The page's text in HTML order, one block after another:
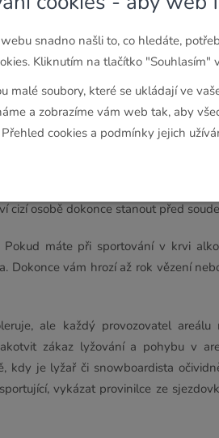
i na tom, jak máte stanovené
nebo někomu jinému pod vlivem
mnohem
s ohledem na alkohol posuzuje
zemí, nejpřísnější jsou v Itálii
požití vyššího množství alkoholu
pokuta ve výši od 250 do 1000 eur,
cizí osobě dokonce stanout před
máte při sportování v krvi
Dokonce vám hrozí až rok vězení
ale každý provozovatel areálu
zákaz lyžování a pohybu v
kdy je lyžař či snowboardista
vykázat provinilce ze
snadno našli to, co hledáte,
Kliknutím na tlačítko
malé soubory, které se ukládají ve
a zobrazíme vám web tak, aby
cookies a podmínky jejich